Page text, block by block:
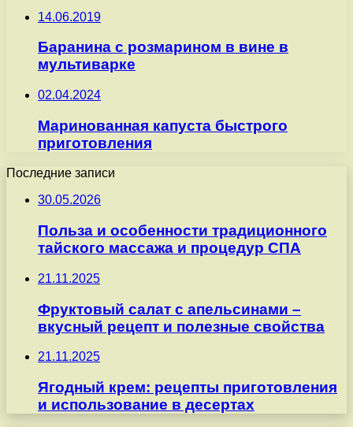
14.06.2019
Баранина с розмарином в вине в
мультиварке
02.04.2024
Маринованная капуста быстрого
приготовления
Последние записи
30.05.2026
Польза и особенности традиционного
тайского массажа и процедур СПА
21.11.2025
Фруктовый салат с апельсинами –
вкусный рецепт и полезные свойства
21.11.2025
Ягодный крем: рецепты приготовления
и использование в десертах